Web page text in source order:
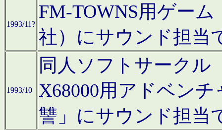
1993/11?
FM-TOWNS用ゲー
社）にサウンド担当
1993/10
同人ソフトサークル
X68000用アドベン
讐」にサウンド担当